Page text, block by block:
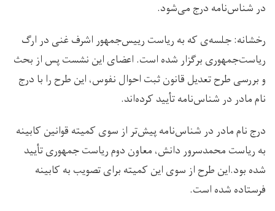
در شناس‌نامه درج می‌شود.
رخشانه: جلسه‌ی که به ریاست رییس‌جمهور اشرف غنی در ارگ
ریاست‌جمهوری برگزار شده است. اعضای این نشست پس از بحث
و بررسی طرح تعدیل قانون ثبت احوال نفوس، این طرح را با درج
نام مادر در شناس‌نامه تأیید کرده‌اند.
درج نام مادر در شناس‌نامه پیش‌تر از سوی کمیته قوانین کابینه
به ریاست محمدسرور دانش، معاون دوم ریاست جمهوری تأیید
شده بود.این طرح از سوی این کمیته برای تصویب به کابینه
فرستاده شده است.